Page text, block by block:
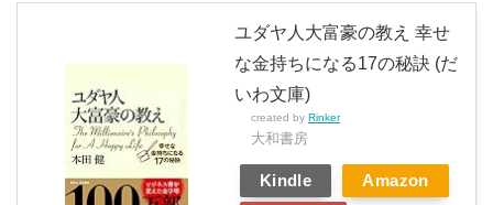
ユダヤ人大富豪の教え 幸せ
な金持ちになる17の秘訣 (だ
いわ文庫)
created by Rinker
大和書房
Kindle Amazon